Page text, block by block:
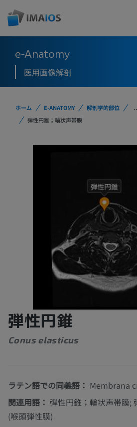
e-Anatomy
医用画像解剖
ホーム E-ANATOMY 解剖学的部位
弾性円錐；輪状声帯膜
弾性円錐
Conus elasticus
ラテン語での同義語： Membrana
関連用語： 弾性円錐；輪状声帯膜;
(喉頭弾性膜)